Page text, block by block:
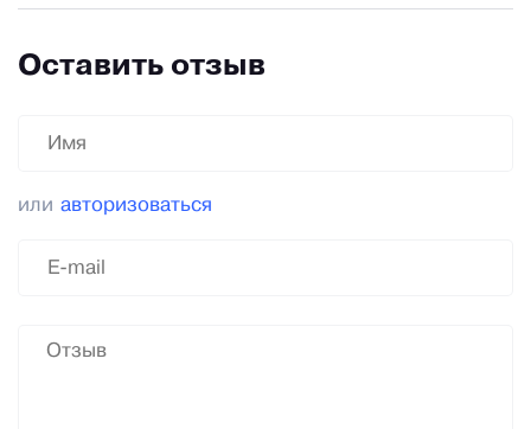
Оставить отзыв
или авторизоваться